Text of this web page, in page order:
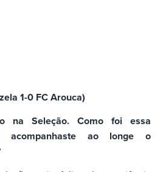
1-0 FC Arouca)
na Seleção. Como foi essa
acompanhaste ao longe o